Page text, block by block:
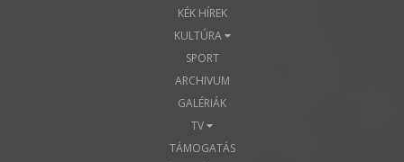
KÉK HÍREK
KULTÚRA
SPORT
ARCHIVUM
GALÉRIÁK
TV
TÁMOGATÁS